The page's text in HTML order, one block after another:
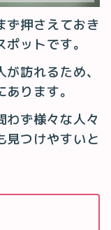
ず押さえておき
ットです。
訪れるため、
ります。
わず様々な人々
見つけやすいと